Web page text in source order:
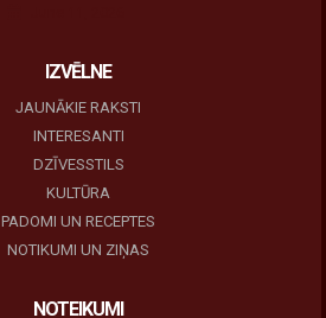
IZVĒLNE
JAUNĀKIE RAKSTI
INTERESANTI
DZĪVESSTILS
KULTŪRA
PADOMI UN RECEPTES
NOTIKUMI UN ZIŅAS
NOTEIKUMI